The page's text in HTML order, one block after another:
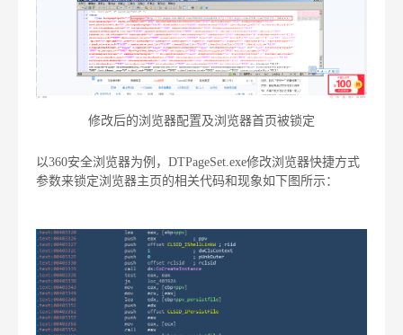
修改后的浏览器配置及浏览器首页被锁定
以360安全浏览器为例，DTPageSet.exe修改浏览器快捷方式
参数来锁定浏览器主页的相关代码和现象如下图所示：